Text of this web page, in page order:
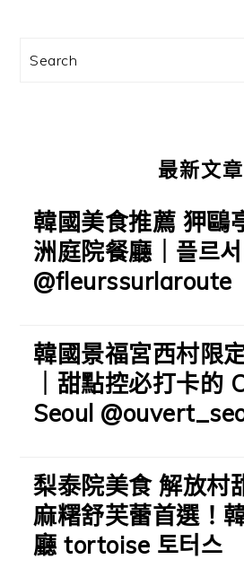
訊
Search
最新文章
韓國美食推薦 狎鷗
洲庭院餐廳｜플르
@fleurssurlaroute
韓國景福宮西村限
｜甜點控必打卡的
Seoul
梨泰院美食 解放村
麻糬舒芙蕾首選！
廳 tortoise 토터스